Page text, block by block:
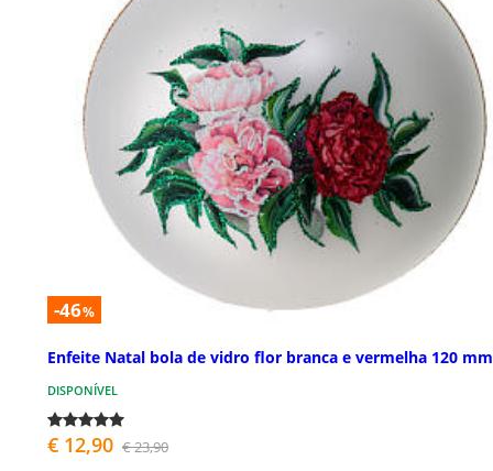
-46%
Enfeite Natal bola de vidro flor branca e vermelha 120 mm
DISPONÍVEL
€ 12,90 € 23,90